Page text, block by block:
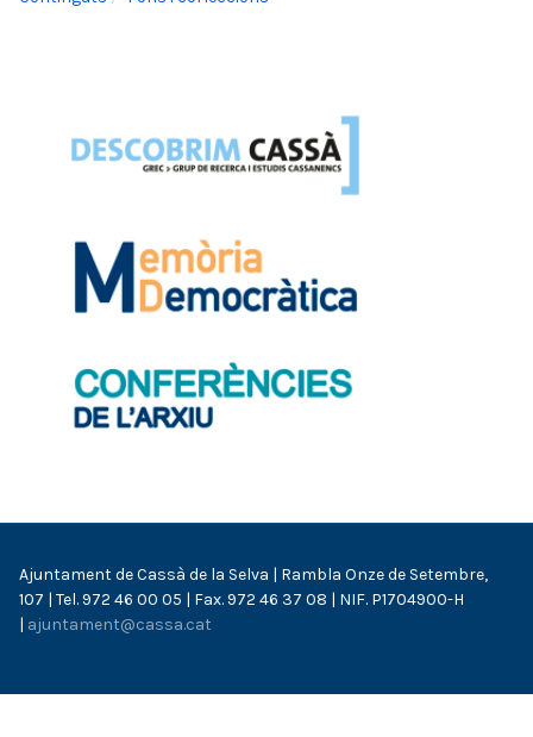
Ajuntament de Cassà de la Selva | Rambla Onze de Setembre,
107 | Tel. 972 46 00 05 | Fax. 972 46 37 08 | NIF. P1704900-H
| ajuntament@cassa.cat